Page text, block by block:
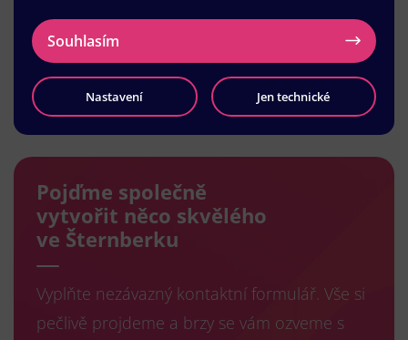
Načíst další
Pojďme společně
vytvořit něco skvělého
ve Šternberku
Vyplňte nezávazný kontaktní formulář. Vše si
pečlivě projdeme a brzy se vám ozveme s
Souhlasím
Nastavení Jen technické